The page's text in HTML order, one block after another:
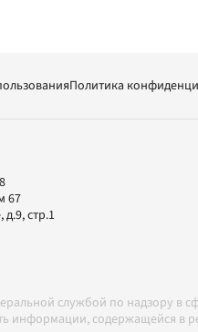
Политика
67
стр.1
службой по надзору
информации, содержащейся